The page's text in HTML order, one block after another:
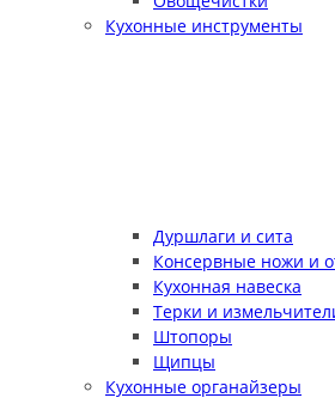
Кухонные инструменты
Дуршлаги и сита
Консервные ножи и
Кухонная навеска
Терки и
Штопоры
Щипцы
Кухонные органайзеры